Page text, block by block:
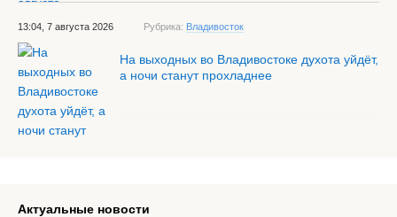
13:04, 7 августа 2026 Рубрика: Владивосток
На выходных во Владивостоке духота уйдёт,
а ночи станут прохладнее
Актуальные новости